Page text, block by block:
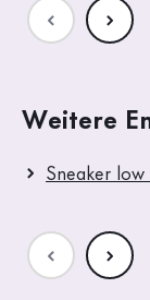
Weitere
Sneaker low